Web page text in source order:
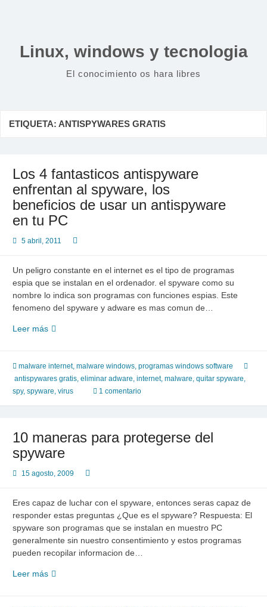
Linux, windows y tecnologia
El conocimiento os hara libres
ETIQUETA: ANTISPYWARES GRATIS
Los 4 fantasticos antispyware
enfrentan al spyware, los
beneficios de usar un antispyware
en tu PC
5 abril, 2011
Un peligro constante en el internet es el tipo de programas
espia que se instalan en el ordenador. el spyware como su
nombre lo indica son programas con funciones espias. Este
fenomeno del spyware y adware es mas comun de…
Leer másLos
antispyware
enfrentan
al
spyware,
de
usar
antispyware
tu
PC
malware internet, malware windows, programas windows software
antispywares gratis, eliminar adware, internet, malware, quitar spyware,
spy, spyware, virus 1 comentario
10 maneras para protegerse del
spyware
15 agosto, 2009
Eres capaz de luchar con el spyware, entonces seras capaz de
responder estas preguntas ¿Que es el spyware? Respuesta: El
spyware son programas que se instalan en muestro PC
generalmente sin nuestro consentimiento y estos programas
pueden recopilar informacion de…
Leer más10